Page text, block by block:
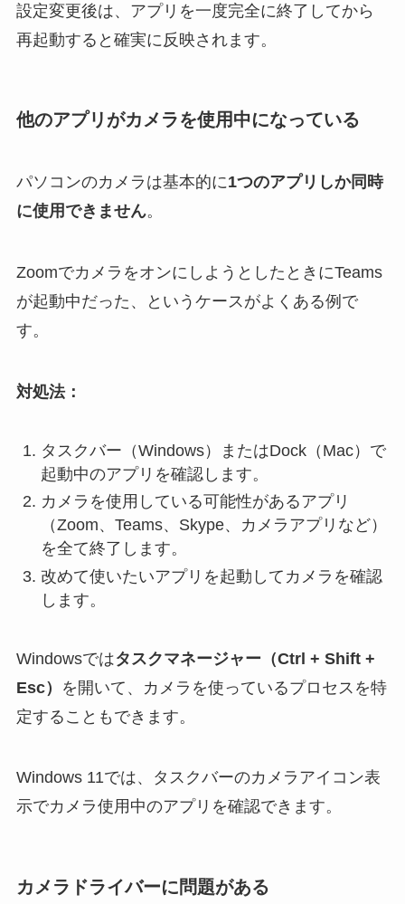
設定変更後は、アプリを一度完全に終了してから
再起動すると確実に反映されます。
他のアプリがカメラを使用中になっている
パソコンのカメラは基本的に1つのアプリしか同時
に使用できません。
ZoomでカメラをオンにしようとしたときにTeams
が起動中だった、というケースがよくある例で
す。
対処法：
タスクバー（Windows）またはDock（Mac）で
起動中のアプリを確認します。
カメラを使用している可能性があるアプリ
（Zoom、Teams、Skype、カメラアプリなど）
を全て終了します。
改めて使いたいアプリを起動してカメラを確認
します。
Windowsではタスクマネージャー（Ctrl + Shift +
Esc）
を開いて、カメラを使っているプロセスを特
定することもできます。
Windows 11では、タスクバーのカメラアイコン表
示でカメラ使用中のアプリを確認できます。
カメラドライバーに問題がある